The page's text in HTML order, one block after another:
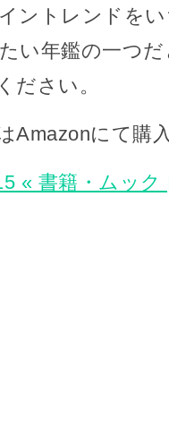
ントレンドを
い年鑑の一つ
ださい。
Amazonにて購
« 書籍・ムック